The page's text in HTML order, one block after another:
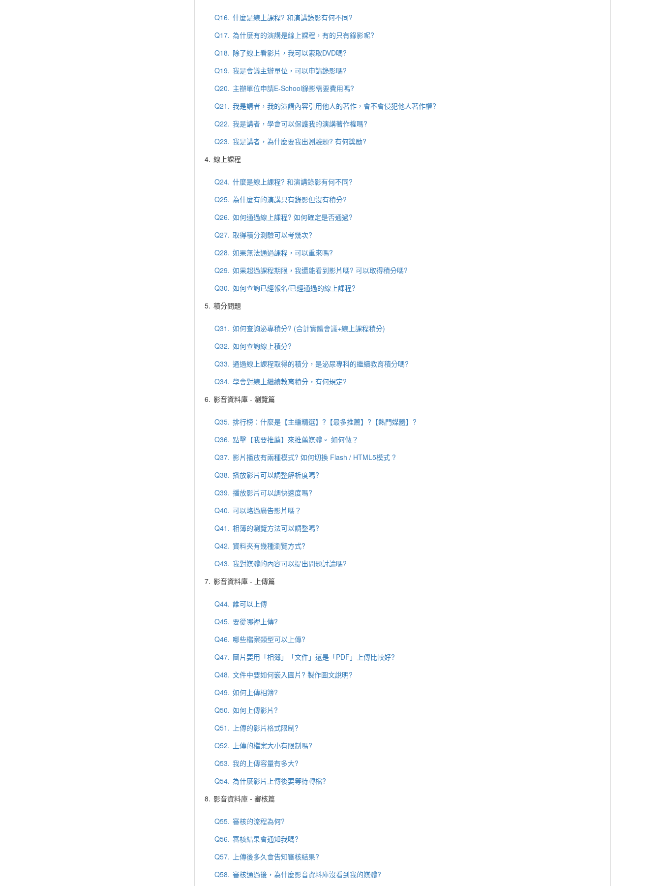
Q16. 什麼是線上課程? 和演講錄影有何不同?
Q17. 為什麼有的演講是線上課程，有的只有錄影呢?
Q18. 除了線上看影片，我可以索取DVD嗎?
Q19. 我是會議主辦單位，可以申請錄影嗎?
Q20. 主辦單位申請E-School錄影需要費用嗎?
Q21. 我是講者，我的演講內容引用他人的著作，會不會侵犯他人著作權?
Q22. 我是講者，學會可以保護我的演講著作權嗎?
Q23. 我是講者，為什麼要我出測驗題? 有何獎勵?
4. 線上課程
Q24. 什麼是線上課程? 和演講錄影有何不同?
Q25. 為什麼有的演講只有錄影但沒有積分?
Q26. 如何通過線上課程? 如何確定是否通過?
Q27. 取得積分測驗可以考幾次?
Q28. 如果無法通過課程，可以重來嗎?
Q29. 如果超過課程期限，我還能看到影片嗎? 可以取得積分嗎?
Q30. 如何查詢已經報名/已經通過的線上課程?
5. 積分問題
Q31. 如何查詢泌專積分? (合計實體會議+線上課程積分)
Q32. 如何查詢線上積分?
Q33. 通過線上課程取得的積分，是泌尿專科的繼續教育積分嗎?
Q34. 學會對線上繼續教育積分，有何規定?
6. 影音資料庫 - 瀏覽篇
Q35. 排行榜：什麼是【主編精選】?【最多推薦】?【熱門媒體】?
Q36. 點擊【我要推薦】來推薦媒體。 如何做？
Q37. 影片播放有兩種模式? 如何切換 Flash / HTML5模式 ?
Q38. 播放影片可以調整解析度嗎?
Q39. 播放影片可以調快速度嗎?
Q40. 可以略過廣告影片嗎？
Q41. 相簿的瀏覽方法可以調整嗎?
Q42. 資料夾有幾種瀏覽方式?
Q43. 我對媒體的內容可以提出問題討論嗎?
7. 影音資料庫 - 上傳篇
Q44. 誰可以上傳
Q45. 要從哪裡上傳?
Q46. 哪些檔案類型可以上傳?
Q47. 圖片要用「相簿」「文件」還是「PDF」上傳比較好?
Q48. 文件中要如何嵌入圖片? 製作圖文說明?
Q49. 如何上傳相簿?
Q50. 如何上傳影片?
Q51.
上傳的影片格式限制?
Q52.
上傳的檔案大小有限制嗎?
Q53. 我的上傳容量有多大?
Q54. 為什麼影片上傳後要等待轉檔?
8. 影音資料庫 - 審核篇
Q55. 審核的流程為何?
Q56. 審核結果會通知我嗎?
Q57.
上傳後多久會告知審核結果?
Q58. 審核通過後，為什麼影音資料庫沒看到我的媒體?